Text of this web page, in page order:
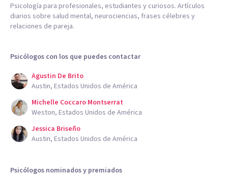
Psicología para profesionales, estudiantes y curiosos. Artículos
diarios sobre salud mental, neurociencias, frases célebres y
relaciones de pareja.
Psicólogos con los que puedes contactar
Agustin De Brito
Austin, Estados Unidos de América
Michelle Coccaro Montserrat
Weston, Estados Unidos de América
Jessica Briseño
Austin, Estados Unidos de América
Psicólogos nominados y premiados